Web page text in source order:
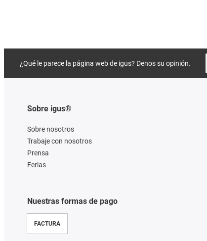
¿Qué le parece la página web de igus? Denos su opinión.
Sobre igus®
Sobre nosotros
Trabaje con nosotros
Prensa
Ferias
Nuestras formas de pago
FACTURA